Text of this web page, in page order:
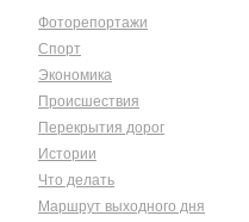
Фоторепортажи
Спорт
Экономика
Происшествия
Перекрытия дорог
Истории
Что делать
Маршрут выходного дня